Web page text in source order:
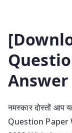
Answer
नमस्कार दोस्तों आप
Question Paper